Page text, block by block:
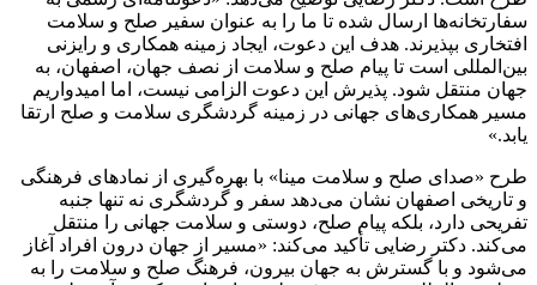
سفارتخانه‌ها ارسال شده تا ما را به عنوان سفیر صلح و سلامت
افتخاری بپذیرند. هدف این دعوت، ایجاد زمینه همکاری و رایزنی
بین‌المللی است تا پیام صلح و سلامت از نصف جهان، اصفهان، به
جهان منتقل شود. پذیرش این دعوت الزامی نیست، اما امیدواریم
مسیر همکاری‌های جهانی در زمینه گردشگری سلامت و صلح ارتقا
یابد.»
طرح «صدای صلح و سلامت مینا» با بهره‌گیری از نمادهای فرهنگی
و تاریخی اصفهان نشان می‌دهد سفر و گردشگری نه تنها جنبه
تفریحی دارد، بلکه پیام صلح، دوستی و سلامت جهانی را منتقل
می‌کند. دکتر رضایی تأکید می‌کند: «مسیر از جهان درون افراد آغاز
می‌شود و با گسترش به جهان بیرون، فرهنگ صلح و سلامت را به